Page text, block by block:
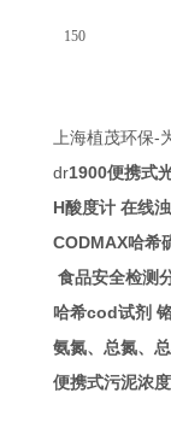
150
上海植茂环保-
dr1900便携式
H酸度计 在线
CODMAX哈希
食品安全检测
哈希cod试剂
氨氮、总氮、
便携式污泥浓